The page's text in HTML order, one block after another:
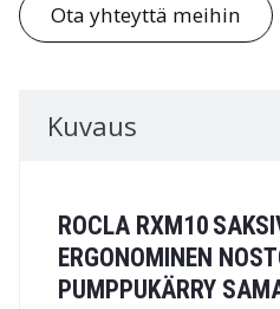
Ota yhteyttä meihin
Kuvaus
ROCLA RXM10
ERGONOMINEN
PUMPPUKÄRRY